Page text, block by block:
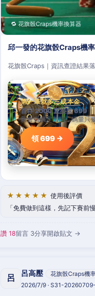
🔁 花旗骰Craps機率換算器
邱一發的花旗骰Craps機
花旗骰Craps｜資訊查證結果
第一筆就多三成本金
首存 2000 直接送 699
新會員限定加碼，碼量只
領 699 →
★★★★★ 使用後評價
免費做到這樣，先記下賽前慢
讚 18留言 3分享開啟貼文 →
呂 呂高壓
花旗骰Craps機
2026/7/9 · S31-